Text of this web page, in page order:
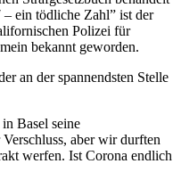
ein tödliche Zahl” ist der
Polizei für
bekannt geworden.
an der spannendsten Stelle
Basel seine
aber wir durften
werfen. Ist Corona endlich